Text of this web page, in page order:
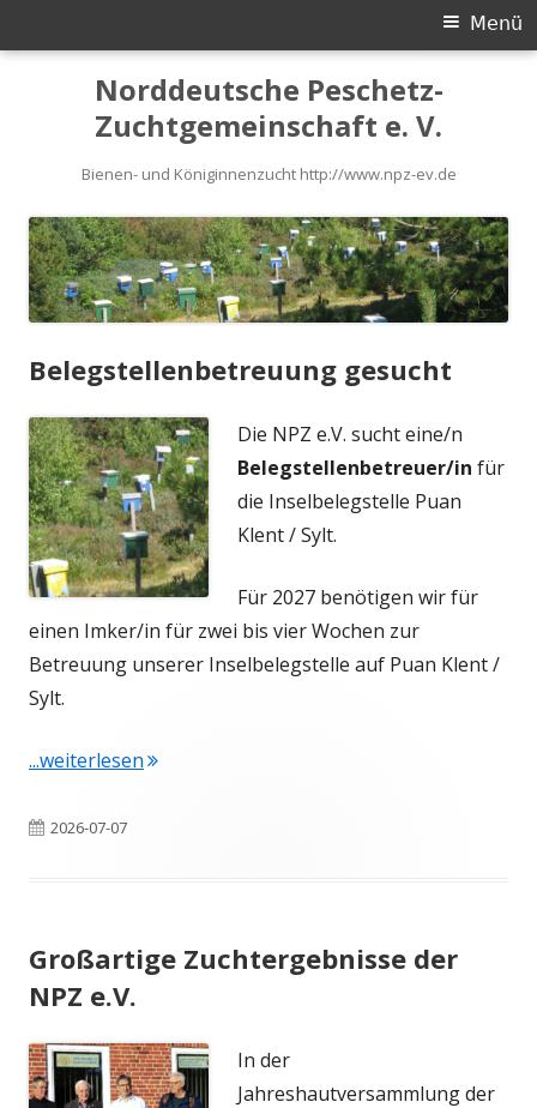
Norddeutsche Peschetz-
Zuchtgemeinschaft e. V.
Bienen- und Königinnenzucht http://www.npz-ev.de
Menü
Belegstellenbetreuung gesucht
Die NPZ e.V. sucht eine/n
Belegstellenbetreuer/in für
die Inselbelegstelle Puan
Klent / Sylt.
Für 2027 benötigen wir für
einen Imker/in für zwei bis vier Wochen zur
Betreuung unserer Inselbelegstelle auf Puan Klent /
Sylt.
...weiterlesen"Belegstellenbetreuung gesucht"
Veröffentlicht
2026-07-07
Großartige Zuchtergebnisse der
NPZ e.V.
In der
Jahreshautversammlung der